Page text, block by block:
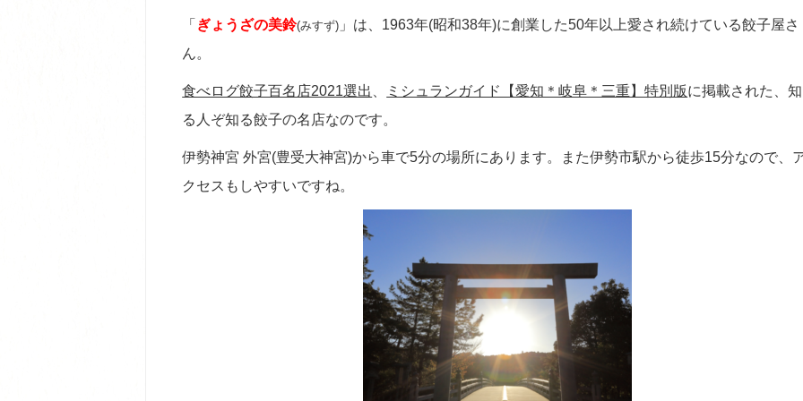
「 ぎょうざの美鈴(みすず) 」は、1963年(昭和38年)に創業した50年以上愛され続けている餃子屋さ
ん。
食べログ餃子百名店2021選出 ミシュランガイド【愛知＊岐阜＊三重】特別版に掲載された、知
る人ぞ知る餃子の名店なのです。
伊勢神宮 外宮(豊受大神宮)から車で5分の場所にあります。また伊勢市駅から徒歩15分なので、
クセスもしやすいですね。